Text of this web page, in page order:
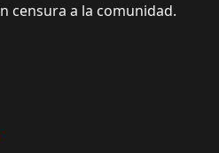
censura a la comunidad.